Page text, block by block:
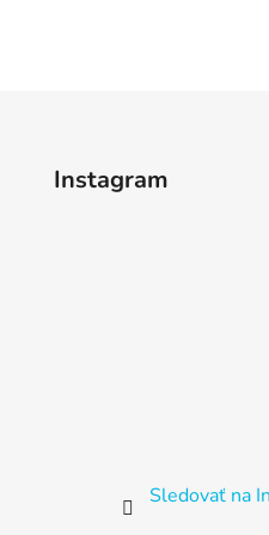
Instagram
Sledovať na